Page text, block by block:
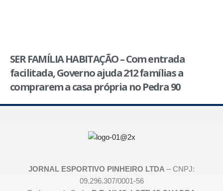
SER FAMÍLIA HABITAÇÃO – Com entrada
facilitada, Governo ajuda 212 famílias a
comprarem a casa própria no Pedra 90
JORNAL ESPORTIVO PINHEIRO LTDA – CNPJ:
09.296.307/0001-56